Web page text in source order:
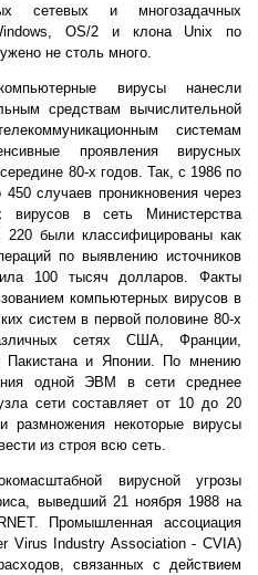
сетевых и многозадачных
OS/2 и клона Unix по
не столь много.
вирусы нанесли
средствам вычислительной
системам
проявления вирусных
80-х годов. Так, с 1986 по
случаев проникновения через
вирусов в сеть Министерства
были классифицированы как
по выявлению источников
100 тысяч долларов. Факты
компьютерных вирусов в
систем в первой половине 80-х
сетях США, Франции,
Пакистана и Японии. По мнению
одной ЭВМ в сети среднее
сети составляет от 10 до 20
размножения некоторые вирусы
из строя всю сеть.
вирусной угрозы
выведший 21 ноября 1988 на
Промышленная ассоциация
Virus Industry Association - CVIA)
связанных с действием